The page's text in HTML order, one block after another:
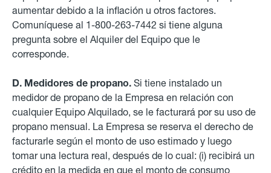
aumentar debido a la inflación u otros factores.
Comuníquese al 1-800-263-7442 si tiene alguna
pregunta sobre el Alquiler del Equipo que le
corresponde.
D. Medidores de propano. Si tiene instalado un
medidor de propano de la Empresa en relación con
cualquier Equipo Alquilado, se le facturará por su uso de
propano mensual. La Empresa se reserva el derecho de
facturarle según el monto de uso estimado y luego
tomar una lectura real, después de lo cual: (i) recibirá un
crédito en la medida en que el monto de consumo